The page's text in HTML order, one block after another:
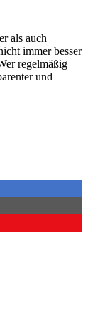
als auch
immer besser
regelmäßig
und